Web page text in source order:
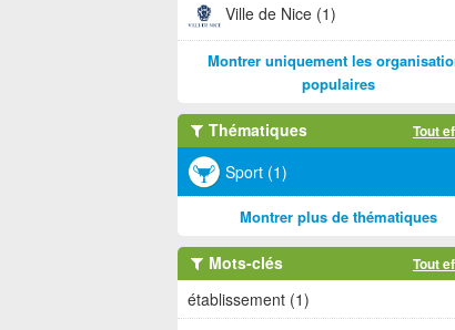
Ville de Nice (1)
Montrer uniquement les
populaires
Thématiques Tout
Sport (1)
Montrer plus de thématiques
Mots-clés Tout
établissement (1)